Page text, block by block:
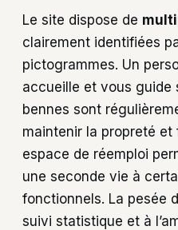
Le site dispose de
clairement identifiées
pictogrammes. Un
accueille et vous guide
bennes sont
maintenir la propreté
espace de réemploi
une seconde vie à
fonctionnels. La pesée
suivi statistique et à